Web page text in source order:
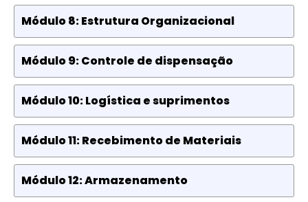
Módulo 8: Estrutura Organizacional
Módulo 9: Controle de dispensação
Módulo 10: Logística e suprimentos
Módulo 11: Recebimento de Materiais
Módulo 12: Armazenamento